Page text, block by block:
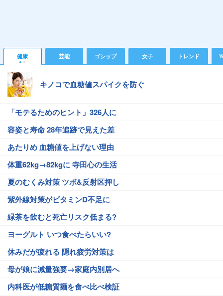
健康 芸能 ゴシップ 女子 トレンド
キノコで血糖値スパイクを防ぐ
「モテるためのヒント」326人に
容姿と寿命 28年追跡で見えた差
あたりめ 血糖値を上げない理由
体重62kg→82kgに 寺田心の生活
夏のむくみ対策 ツボ&反射区押し
紫外線対策がビタミンD不足に
緑茶を飲むと死亡リスク低まる?
ヨーグルト いつ食べたらいい?
休みだが疲れる 隠れ疲労対策は
母が娘に減量強要→家庭内別居へ
内科医が低糖質麺を食べ比べ検証